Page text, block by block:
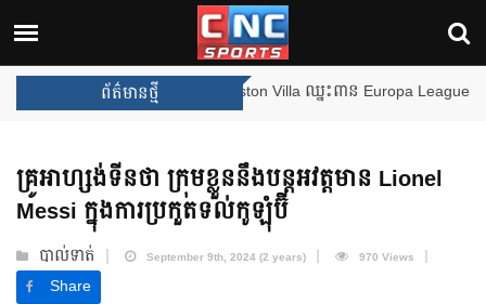
ព័ត៌មានថ្មី
ឈ្នះពានរង្វាន់បន្ថែមទៀត បន្ទាប់ពី Aston Villa ឈ្នះពាន Europa League
គ្រូអាហ្សង់ទីនថា ក្រុមខ្លួននឹងបន្តអវត្តមាន Lionel
Messi ក្នុងការប្រកួតទល់កូឡុំប៊ី
បាល់ទាត់ September 9th, 2024 (2 years) 970 Views
Share